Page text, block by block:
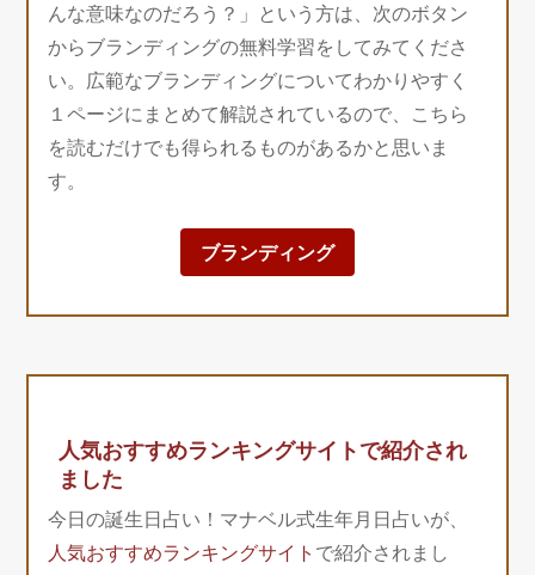
んな意味なのだろう？」という方は、次のボタン
からブランディングの無料学習をしてみてくださ
い。広範なブランディングについてわかりやすく
１ページにまとめて解説されているので、こちら
を読むだけでも得られるものがあるかと思いま
す。
ブランディング
人気おすすめランキングサイトで紹介され
ました
今日の誕生日占い！マナベル式生年月日占いが、
人気おすすめランキングサイト で紹介されまし